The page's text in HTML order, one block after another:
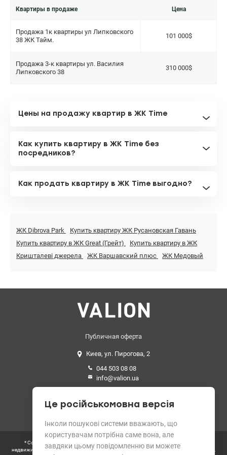
Квартиры в продаже Цена
Продажа 1к квартиры ул Липковского
38 ЖК Тайм.
101 000$
Продажа 3-к квартиры ул. Василия
Липковского 38
310 000$
Цены на продажу квартир в ЖК Time
Как купить квартиру в ЖК Time без
посредников?
Как продать квартиру в ЖК Time выгодно?
ЖК Dibrova Park
Купить квартиру ЖК Русановская Гавань
Купить квартиру в ЖК Great (Грейт)
Купить квартиру в ЖК
Кришталеві джерела
ЖК Варшавский плюс ЖК Медовый
Публичная оферта
Киев, ул. Пирогова, 2
044 503 08 08
info@valion.ua
* Согласно требованиям Закона Украины «О рекламе» цены всех объектов
недвижимости на сайте выводятся в гривнах. Цена, указанная в данном объявлении,
Це російськомовна версія
Інколи пошукові системи вважають, що
користувачам потрібна саме вона, але
завдяки цьому повідомленню ви можете